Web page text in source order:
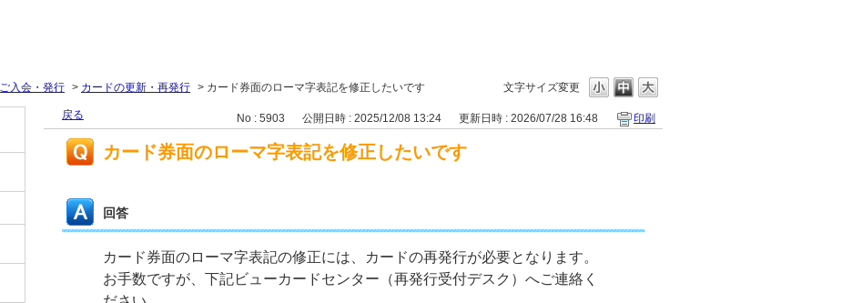
文字サイズ変更
入会・発行 > カードの更新・再発行 > カード券面のローマ字表記を修正したいです
戻る No : 5903 公開日時 : 2025/12/08 13:24 更新日時 : 2026/07/28 16:48 印刷
カード券面のローマ字表記を修正したいです
回答
カード券面のローマ字表記の修正には、カードの再発行が必要となります。
お手数ですが、下記ビューカードセンター（再発行受付デスク）へご連絡く